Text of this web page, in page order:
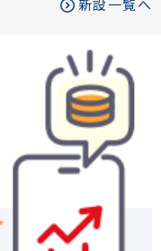
新設一覧へ